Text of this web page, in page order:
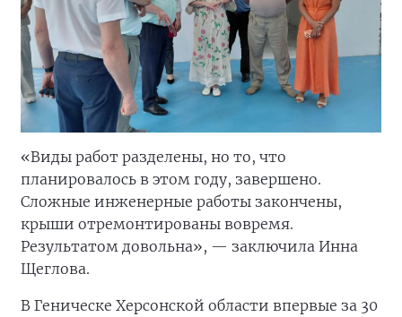
«Виды работ разделены, но то, что
планировалось в этом году, завершено.
Сложные инженерные работы закончены,
крыши отремонтированы вовремя.
Результатом довольна», — заключила Инна
Щеглова.
В Геническе Херсонской области впервые за 30